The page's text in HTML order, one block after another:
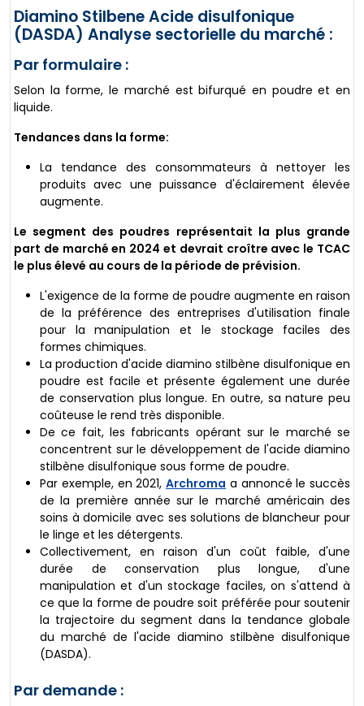
Diamino Stilbene Acide disulfonique
(DASDA) Analyse sectorielle du marché :
Par formulaire :
Selon la forme, le marché est bifurqué en poudre et en
liquide.
Tendances dans la forme:
La tendance des consommateurs à nettoyer les
produits avec une puissance d'éclairement élevée
augmente.
Le segment des poudres représentait la plus grande
part de marché en 2024 et devrait croître avec le TCAC
le plus élevé au cours de la période de prévision.
L'exigence de la forme de poudre augmente en raison
de la préférence des entreprises d'utilisation finale
pour la manipulation et le stockage faciles des
formes chimiques.
La production d'acide diamino stilbène disulfonique en
poudre est facile et présente également une durée
de conservation plus longue. En outre, sa nature peu
coûteuse le rend très disponible.
De ce fait, les fabricants opérant sur le marché se
concentrent sur le développement de l'acide diamino
stilbène disulfonique sous forme de poudre.
Par exemple, en 2021, Archroma a annoncé le succès
de la première année sur le marché américain des
soins à domicile avec ses solutions de blancheur pour
le linge et les détergents.
Collectivement, en raison d'un coût faible, d'une
durée de conservation plus longue, d'une
manipulation et d'un stockage faciles, on s'attend à
ce que la forme de poudre soit préférée pour soutenir
la trajectoire du segment dans la tendance globale
du marché de l'acide diamino stilbène disulfonique
(DASDA).
Par demande :